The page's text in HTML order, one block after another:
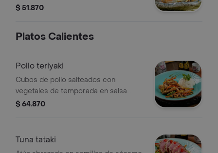
tamaño a elegir.
$ 51.870
Platos Calientes
Pollo teriyaki
Cubos de pollo salteados con
vegetales de temporada en salsa
teriyaki, acompañados con arroz
$ 64.870
Tuna tataki